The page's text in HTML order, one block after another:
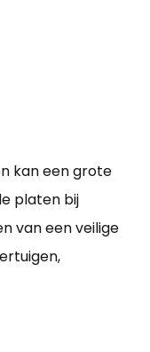
kan een grote
platen bij
van een veilige